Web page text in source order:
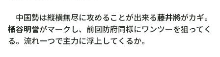
中国勢は縦横無尽に攻めることが出来る藤井將がカギ。
桶谷明誉がマークし、前回防府同様にワンツーを狙ってく
る。流れ一つで主力に浮上してくるか。